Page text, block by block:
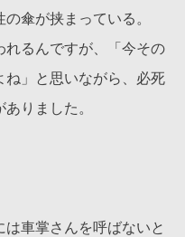
傘が挟まっている。
れるんですが、「今その
ね」と思いながら、必死
りました。
は車掌さんを呼ばないと